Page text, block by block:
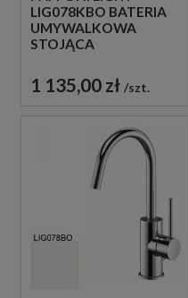
LIG078KBO BATERIA
UMYWALKOWA
STOJĄCA
BIAŁA
1 135,00 zł szt.